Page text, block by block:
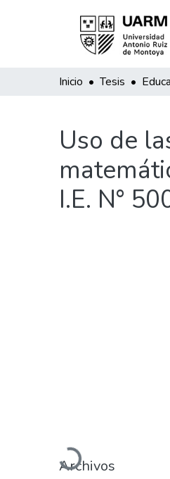
Inicio Tesis
Uso de
I.E. N°
Cargando...
Archivos